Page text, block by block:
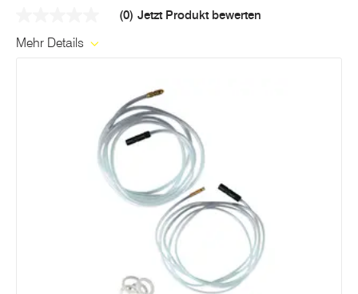
Link
(0) Jetzt Produkt bewerten
Mehr Details